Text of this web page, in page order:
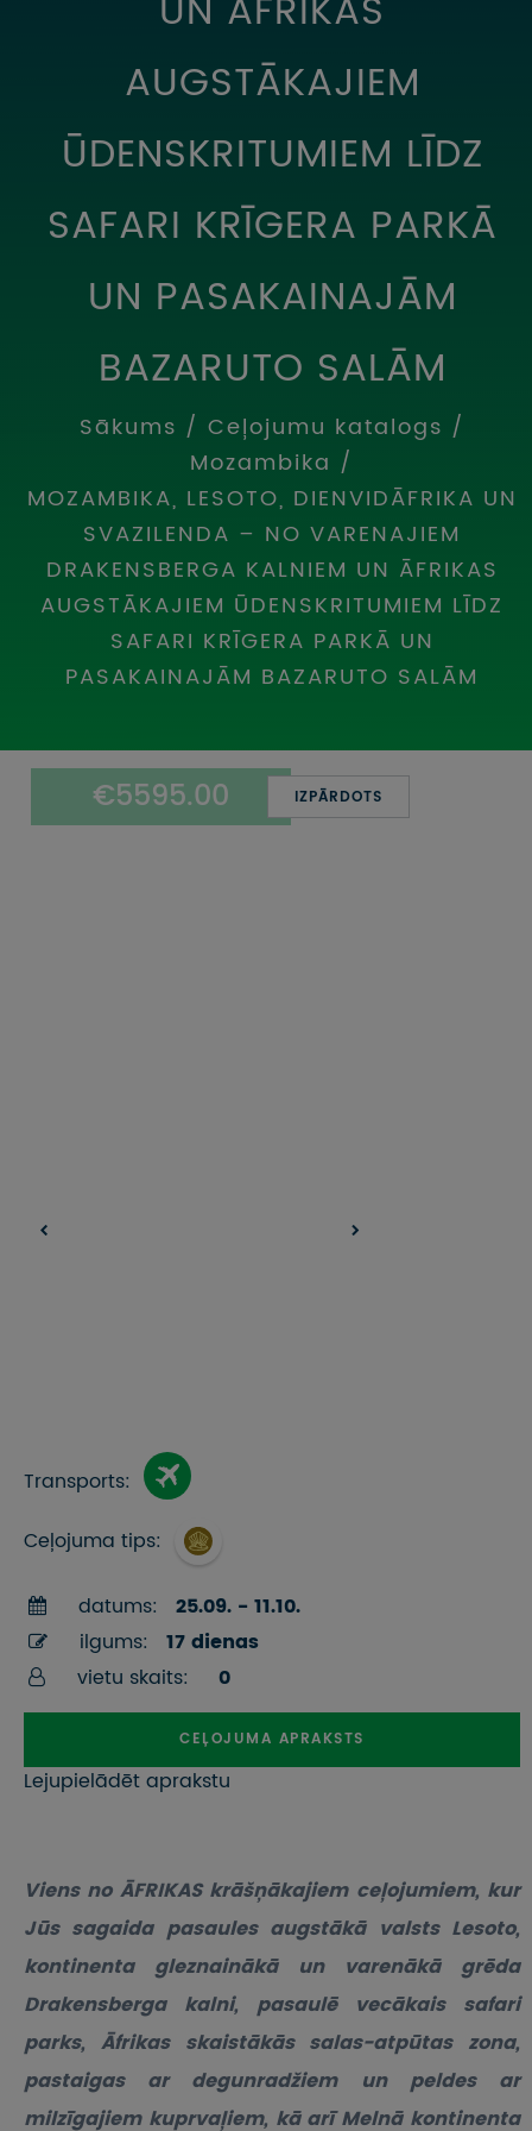
UZŅEMOŠAIS TŪRISMS
IMPRO KONKURSI
PIRMSLĪGUMA INFORMĀCIJA, KLIENTA LĪGUMS,
CEĻOJUMU APDROŠINĀŠANA
ATSAUKSMES PAR CEĻOJUMU
IMPRO PRIVĀTUMA POLITIKA
Seko mums:
AUGSTĀKAJIEM
ŪDENSKRITUMIEM LĪDZ
SAFARI KRĪGERA PARKĀ
UN PASAKAINAJĀM
BAZARUTO SALĀM
Sākums / Ceļojumu katalogs /
Mozambika /
MOZAMBIKA, LESOTO, DIENVIDĀFRIKA UN
SVAZILENDA – NO VARENAJIEM
DRAKENSBERGA KALNIEM UN ĀFRIKAS
AUGSTĀKAJIEM ŪDENSKRITUMIEM LĪDZ
SAFARI KRĪGERA PARKĀ UN
PASAKAINAJĀM BAZARUTO SALĀM
€5595.00 IZPĀRDOTS
Transports:
Ceļojuma tips:
datums:
25.09. - 11.10.
ilgums:
17 dienas
vietu skaits:
0
CEĻOJUMA APRAKSTS
Lejupielādēt aprakstu
Viens no ĀFRIKAS krāšņākajiem ceļojumiem, kur
Jūs sagaida pasaules augstākā valsts Lesoto,
kontinenta gleznainākā un varenākā grēda
Drakensberga kalni, pasaulē vecākais safari
parks, Āfrikas skaistākās salas-atpūtas zona,
pastaigas ar degunradžiem un peldes ar
milzīgajiem kuprvaļiem, kā arī Melnā kontinenta